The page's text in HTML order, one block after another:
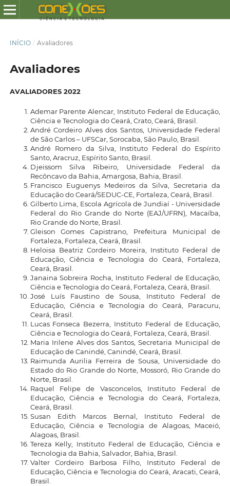
INÍCIO / Avaliadores
Avaliadores
AVALIADORES 2022
Ademar Parente Alencar, Instituto Federal de Educação,
Ciência e Tecnologia do Ceará, Crato, Ceará, Brasil.
André Cordeiro Alves dos Santos, Universidade Federal
de São Carlos – UFSCar, Sorocaba, São Paulo, Brasil.
André Romero da Silva, Instituto Federal do Espírito
Santo, Aracruz, Espírito Santo, Brasil.
Djeissom Silva Ribeiro, Universidade Federal da
Recôncavo da Bahia, Amargosa, Bahia, Brasil.
Francisco Euguenys Medeiros da Silva, Secretaria da
Educação do Ceará/SEDUC-CE, Fortaleza, Ceará, Brasil.
Gilberto Lima, Escola Agrícola de Jundiaí - Universidade
Federal do Rio Grande do Norte (EAJ/UFRN), Macaíba,
Rio Grande do Norte, Brasil.
Gleison Gomes Capistrano, Prefeitura Municipal de
Fortaleza, Fortaleza, Ceará, Brasil.
Heloisa Beatriz Cordeiro Moreira, Instituto Federal de
Educação, Ciência e Tecnologia do Ceará, Fortaleza,
Ceará, Brasil.
Janaina Sobreira Rocha, Instituto Federal de Educação,
Ciência e Tecnologia do Ceará, Fortaleza, Ceará, Brasil.
José Luís Faustino de Sousa, Instituto Federal de
Educação, Ciência e Tecnologia do Ceará, Paracuru,
Ceará, Brasil.
Lucas Fonseca Bezerra, Instituto Federal de Educação,
Ciência e Tecnologia do Ceará, Fortaleza, Ceará, Brasil.
Maria Irilene Alves dos Santos, Secretaria Municipal de
Educação de Canindé, Canindé, Ceará, Brasil.
Raimunda Aurilia Ferreira de Sousa, Universidade do
Estado do Rio Grande do Norte, Mossoró, Rio Grande do
Norte, Brasil.
Raquel Felipe de Vasconcelos, Instituto Federal de
Educação, Ciência e Tecnologia do Ceará, Fortaleza,
Ceará, Brasil.
Susan Edith Marcos Bernal, Instituto Federal de
Educação, Ciência e Tecnologia de Alagoas, Maceió,
Alagoas, Brasil.
Tereza Kelly, Instituto Federal de Educação, Ciência e
Tecnologia da Bahia, Salvador, Bahia, Brasil.
Valter Cordeiro Barbosa Filho, Instituto Federal de
Educação, Ciência e Tecnologia do Ceará, Aracati, Ceará,
Brasil.